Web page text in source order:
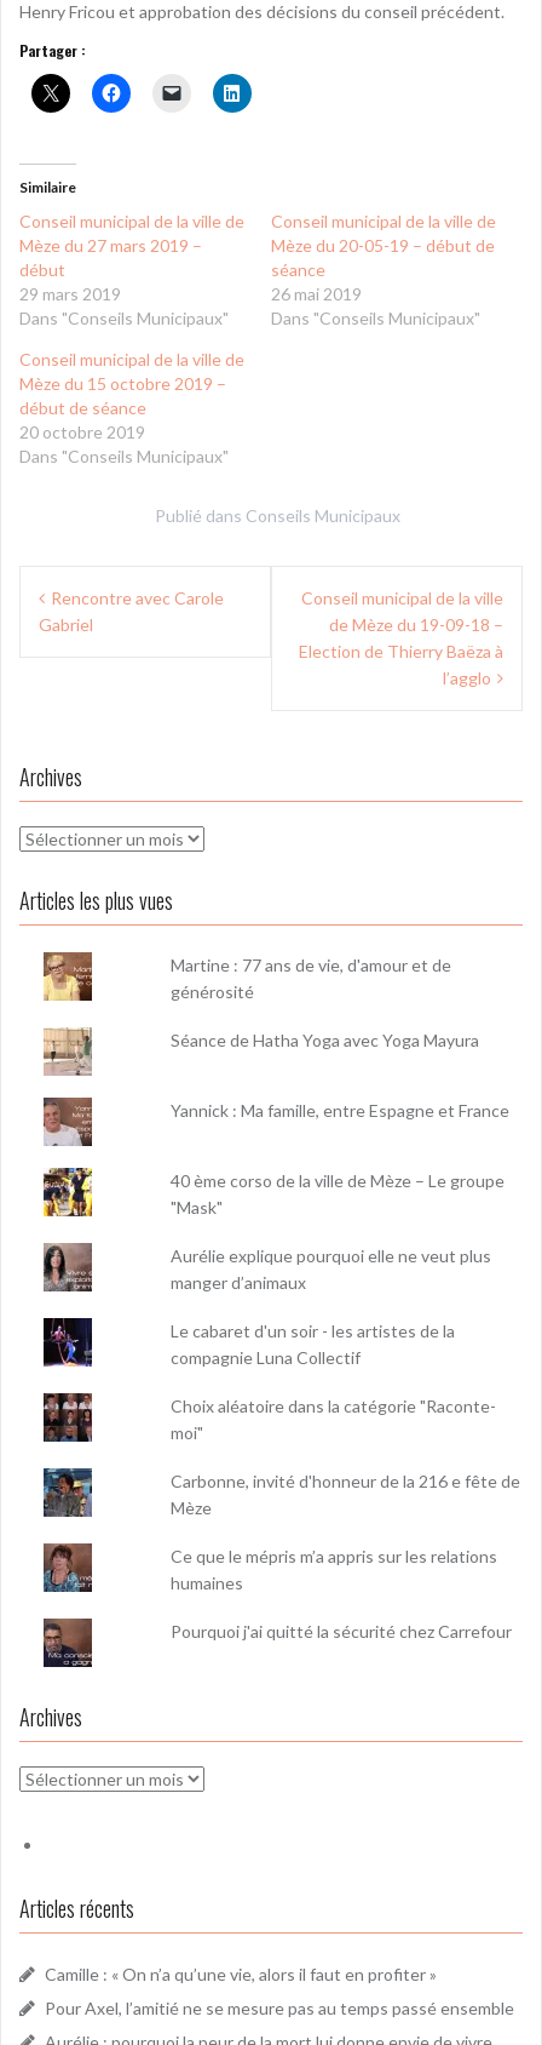
Henry Fricou et approbation des décisions du conseil précédent.
Partager :
Similaire
Conseil municipal de la ville de
Mèze du 27 mars 2019 –
début
29 mars 2019
Dans "Conseils Municipaux"
Conseil municipal de la ville de
Mèze du 20-05-19 – début de
séance
26 mai 2019
Dans "Conseils Municipaux"
Conseil municipal de la ville de
Mèze du 15 octobre 2019 –
début de séance
20 octobre 2019
Dans "Conseils Municipaux"
Publié dans Conseils Municipaux
Navigation
de Rencontre avec Carole
Gabriel
Conseil municipal de la ville
de Mèze du 19-09-18 –
Election de Thierry Baëza à
l’agglo
Archives
Archives
Articles les plus vues
Martine : 77 ans de vie, d'amour et de
générosité
Séance de Hatha Yoga avec Yoga Mayura
Yannick : Ma famille, entre Espagne et France
40 ème corso de la ville de Mèze – Le groupe
"Mask"
Aurélie explique pourquoi elle ne veut plus
manger d’animaux
Le cabaret d'un soir - les artistes de la
compagnie Luna Collectif
Choix aléatoire dans la catégorie "Raconte-
moi"
Carbonne, invité d'honneur de la 216 e fête de
Mèze
Ce que le mépris m’a appris sur les relations
humaines
Pourquoi j'ai quitté la sécurité chez Carrefour
Archives
Archives
Articles récents
Camille : « On n’a qu’une vie, alors il faut en profiter »
Pour Axel, l’amitié ne se mesure pas au temps passé ensemble